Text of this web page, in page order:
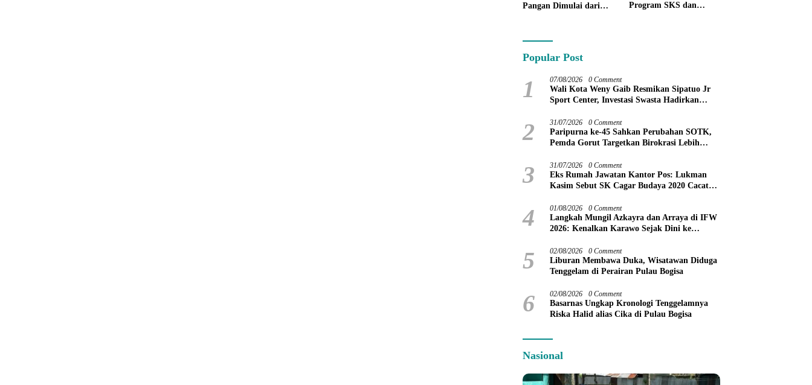
Pangan Dimulai dari
Program SKS dan
Popular Post
1 07/08/2026 0 Comment
Wali Kota Weny Gaib Resmikan Sipatuo Jr
Sport Center, Investasi Swasta Hadirkan
2 31/07/2026 0 Comment
Paripurna ke-45 Sahkan Perubahan SOTK,
Pemda Gorut Targetkan Birokrasi Lebih
3 31/07/2026 0 Comment
Eks Rumah Jawatan Kantor Pos: Lukman
Kasim Sebut SK Cagar Budaya 2020 Cacat
4 01/08/2026 0 Comment
Langkah Mungil Azkayra dan Arraya di IFW
2026: Kenalkan Karawo Sejak Dini ke
5 02/08/2026 0 Comment
Liburan Membawa Duka, Wisatawan Diduga
Tenggelam di Perairan Pulau Bogisa
6 02/08/2026 0 Comment
Basarnas Ungkap Kronologi Tenggelamnya
Riska Halid alias Cika di Pulau Bogisa
Nasional